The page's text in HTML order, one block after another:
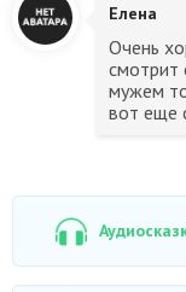
Елена
Очень
смотрит
мужем
вот еще